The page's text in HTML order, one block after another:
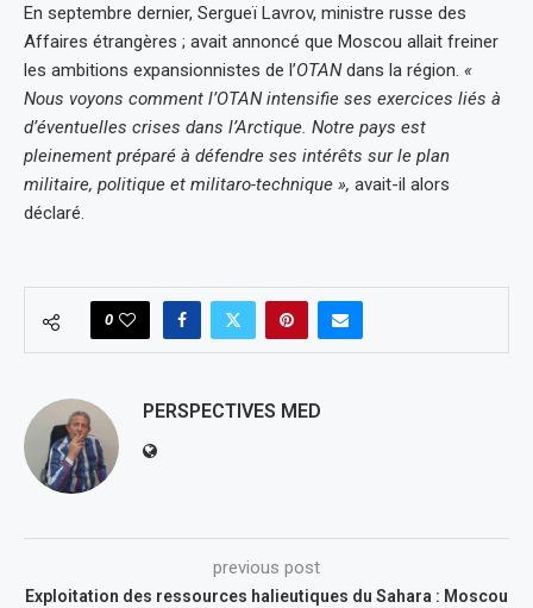
En septembre dernier, Sergueï Lavrov, ministre russe des
Affaires étrangères ; avait annoncé que Moscou allait freiner
les ambitions expansionnistes de l’OTANdans la région. «
Nous voyons comment l’OTAN intensifie ses exercices liés à
d’éventuelles crises dans l’Arctique. Notre pays est
pleinement préparé à défendre ses intérêts sur le plan
militaire, politique et militaro-technique », avait-il alors
déclaré.
0
PERSPECTIVES MED
previous post
Exploitation des ressources halieutiques du Sahara : Moscou